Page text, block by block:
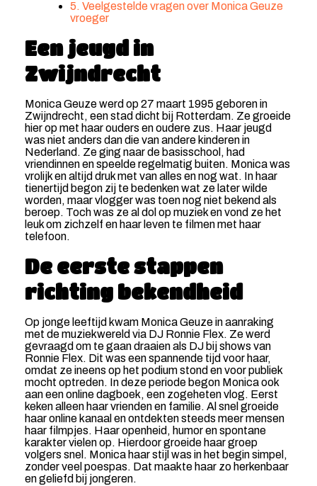
5. Veelgestelde vragen over Monica Geuze
vroeger
Een jeugd in
Zwijndrecht
Monica Geuze werd op 27 maart 1995 geboren in
Zwijndrecht, een stad dicht bij Rotterdam. Ze groeide
hier op met haar ouders en oudere zus. Haar jeugd
was niet anders dan die van andere kinderen in
Nederland. Ze ging naar de basisschool, had
vriendinnen en speelde regelmatig buiten. Monica was
vrolijk en altijd druk met van alles en nog wat. In haar
tienertijd begon zij te bedenken wat ze later wilde
worden, maar vlogger was toen nog niet bekend als
beroep. Toch was ze al dol op muziek en vond ze het
leuk om zichzelf en haar leven te filmen met haar
telefoon.
De eerste stappen
richting bekendheid
Op jonge leeftijd kwam Monica Geuze in aanraking
met de muziekwereld via DJ Ronnie Flex. Ze werd
gevraagd om te gaan draaien als DJ bij shows van
Ronnie Flex. Dit was een spannende tijd voor haar,
omdat ze ineens op het podium stond en voor publiek
mocht optreden. In deze periode begon Monica ook
aan een online dagboek, een zogeheten vlog. Eerst
keken alleen haar vrienden en familie. Al snel groeide
haar online kanaal en ontdekten steeds meer mensen
haar filmpjes. Haar openheid, humor en spontane
karakter vielen op. Hierdoor groeide haar groep
volgers snel. Monica haar stijl was in het begin simpel,
zonder veel poespas. Dat maakte haar zo herkenbaar
en geliefd bij jongeren.